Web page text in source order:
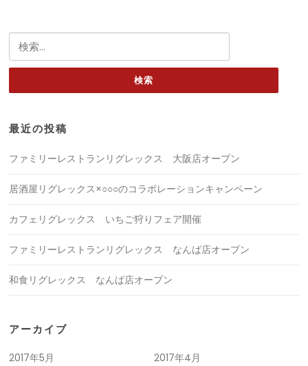
索:
最近の投稿
ファミリーレストランリグレックス 大阪店オープン
居酒屋リグレックス×○○○のコラボレーションキャンペーン
カフェリグレックス いちご狩りフェア開催
ファミリーレストランリグレックス なんば店オープン
和食リグレックス なんば店オープン
アーカイブ
2017年5月
2017年4月